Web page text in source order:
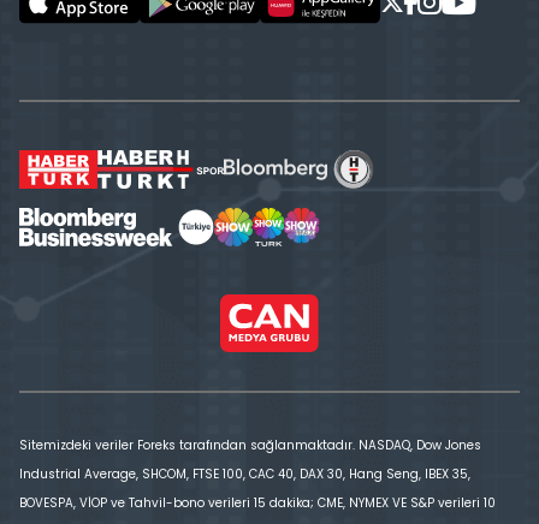
Sitemizdeki veriler Foreks tarafından sağlanmaktadır. NASDAQ, Dow Jones
Industrial Average, SHCOM, FTSE 100, CAC 40, DAX 30, Hang Seng, IBEX 35,
BOVESPA, VİOP ve Tahvil-bono verileri 15 dakika; CME, NYMEX VE S&P verileri 10